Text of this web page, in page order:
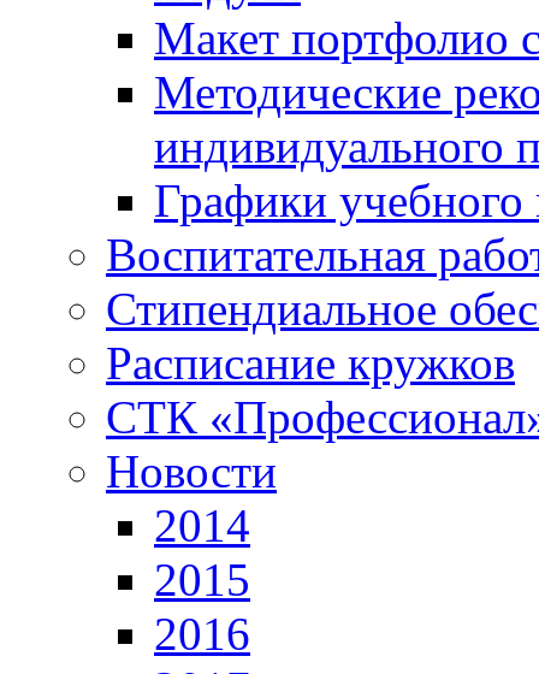
Макет портфолио
Методические
индивидуального
Графики учебного
Воспитательная
Стипендиальное
Расписание кружков
СТК
Новости
2014
2015
2016